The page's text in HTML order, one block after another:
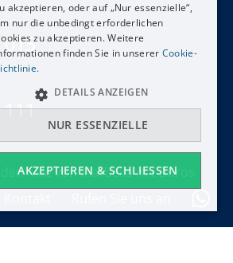
015
111
Mile von Marbella mit Büros
Club und am Puente Romano.
akzeptieren, oder auf „Nur essenzielle“,
nur die unbedingt erforderlichen
zu akzeptieren. Weitere
finden Sie in unserer Cookie-
AKZEPTIEREN & SCHLIESSEN
NUR ESSENZIELLE
DETAILS ANZEIGEN